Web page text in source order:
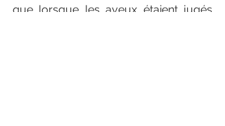
que lorsque les aveux étaient jugés